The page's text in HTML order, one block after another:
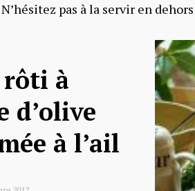
N’hésitez pas à la servir en
à
d’olive
à l’ail